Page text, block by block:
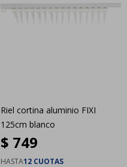
Riel cortina aluminio FIXI
125cm blanco
$ 749
HASTA12 CUOTAS